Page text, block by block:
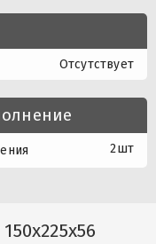
Отсутствует
2шт